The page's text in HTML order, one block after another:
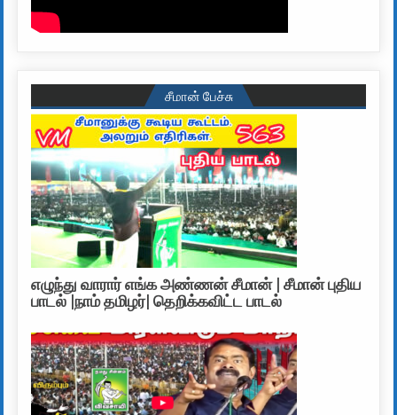
சீமான் பேச்சு
எழுந்து வாரார் எங்க அண்ணன் சீமான் | சீமான் புதிய
பாடல் |நாம் தமிழர்| தெறிக்கவிட்ட பாடல்